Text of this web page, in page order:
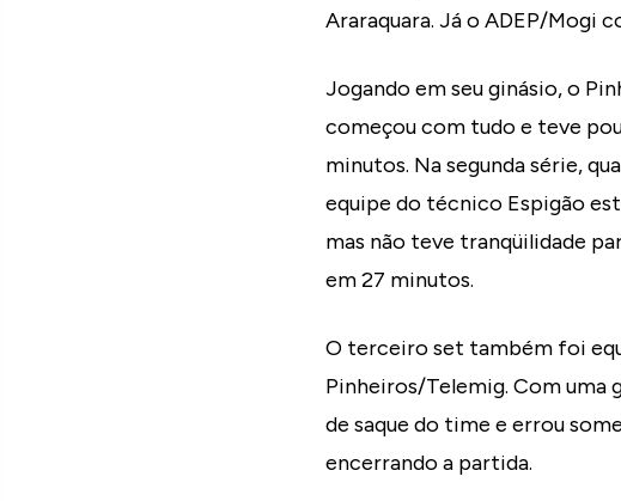
Araraquara. Já o ADEP/Mogi
Jogando em seu ginásio, o
começou com tudo e teve
minutos. Na segunda série,
equipe do técnico Espigão
mas não teve tranqüilidade
em 27 minutos.
O terceiro set também foi
Pinheiros/Telemig. Com uma
de saque do time e errou
encerrando a partida.